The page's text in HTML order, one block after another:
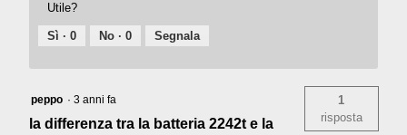
Utile?
Sì ·0 No ·0 Segnala
peppo · 3 anni fa
la differenza tra la batteria 2242t e la
1
risposta